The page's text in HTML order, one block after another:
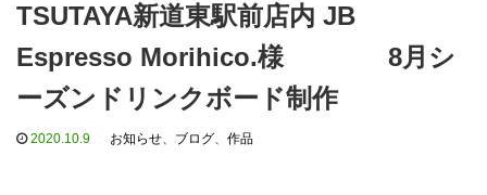
TSUTAYA新道東駅前店内 JB
Espresso Morihico.様 8月シ
ーズンドリンクボード制作
2020.10.9 お知らせ、 ブログ、 作品